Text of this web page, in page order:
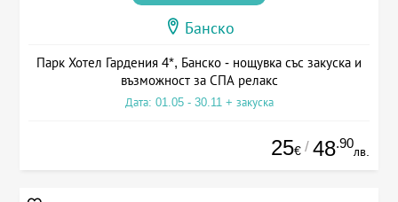
Банско
Парк Хотел Гардения 4*, Банско - нощувка със закуска и
възможност за СПА релакс
Дата: 01.05 - 30.11 + закуска
25€ / 48.90
лв.